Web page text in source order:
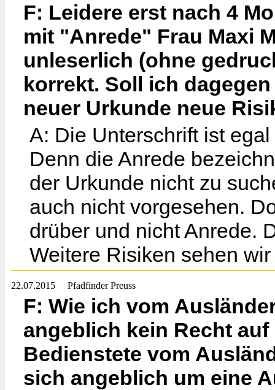
F: Leidere erst nach 4
mit "Anrede" Frau Maxi
unleserlich (ohne
korrekt. Soll ich
neuer Urkunde neue
A: Die Unterschrift ist
Denn die Anrede
der Urkunde nicht zu
auch nicht vorgesehen.
drüber und nicht Anrede.
Weitere Risiken sehen
22.07.2015 Pfadfinder Preuss
F: Wie ich vom
angeblich kein Recht
Bedienstete vom
sich angeblich um eine